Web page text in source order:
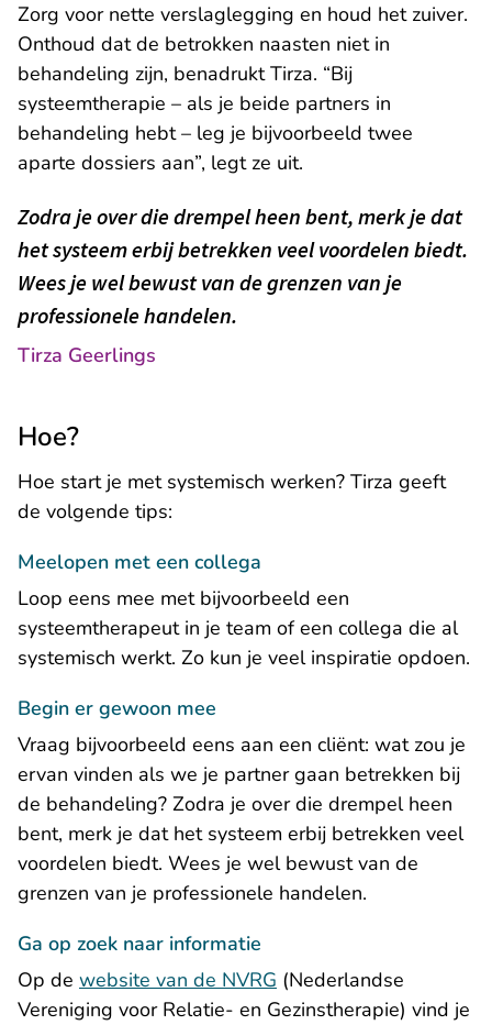
Zorg voor nette verslaglegging en houd het zuiver.
Onthoud dat de betrokken naasten niet in
behandeling zijn, benadrukt Tirza. “Bij
systeemtherapie – als je beide partners in
behandeling hebt – leg je bijvoorbeeld twee
aparte dossiers aan”, legt ze uit.
Zodra je over die drempel heen bent, merk je dat
het systeem erbij betrekken veel voordelen biedt.
Wees je wel bewust van de grenzen van je
professionele handelen.
Tirza Geerlings
Hoe?
Hoe start je met systemisch werken? Tirza geeft
de volgende tips:
Meelopen met een collega
Loop eens mee met bijvoorbeeld een
systeemtherapeut in je team of een collega die al
systemisch werkt. Zo kun je veel inspiratie opdoen.
Begin er gewoon mee
Vraag bijvoorbeeld eens aan een cliënt: wat zou je
ervan vinden als we je partner gaan betrekken bij
de behandeling? Zodra je over die drempel heen
bent, merk je dat het systeem erbij betrekken veel
voordelen biedt. Wees je wel bewust van de
grenzen van je professionele handelen.
Ga op zoek naar informatie
Op de website van de NVRG (Nederlandse
Vereniging voor Relatie- en Gezinstherapie) vind je